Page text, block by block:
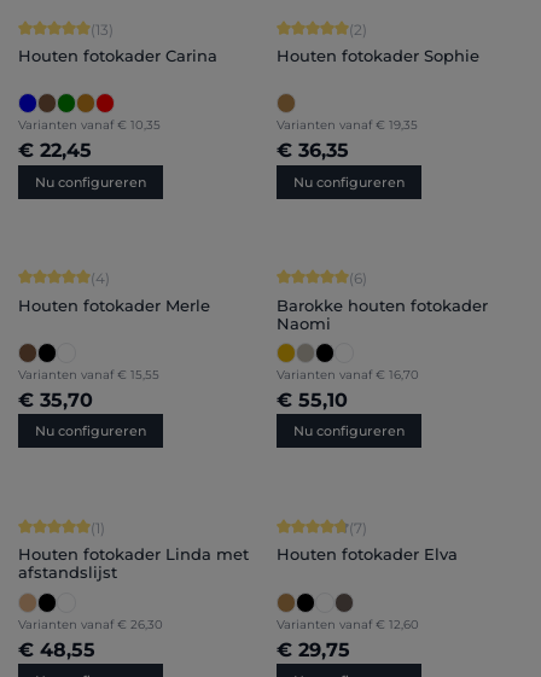
Gemiddelde score van 5 op 5 sterren
(13)
Houten fotokader Carina
Varianten vanaf € 10,35
€ 22,45
Nu configureren
Gemiddelde score van 5 op 5 sterren
(2)
Houten fotokader Sophie
Varianten vanaf € 19,35
€ 36,35
Nu configureren
Gemiddelde score van 5 op 5 sterren
(4)
Houten fotokader Merle
Varianten vanaf € 15,55
€ 35,70
Nu configureren
Gemiddelde score van 5 op 5 sterren
(6)
Barokke houten fotokader
Naomi
Varianten vanaf € 16,70
€ 55,10
Nu configureren
Gemiddelde score van 5 op 5 sterren
(1)
Houten fotokader Linda met
afstandslijst
Varianten vanaf € 26,30
€ 48,55
Gemiddelde score van 4.86 op 5
(7)
Houten fotokader Elva
Varianten vanaf € 12,60
€ 29,75